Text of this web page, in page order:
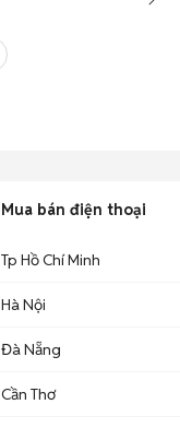
Mua bán điện thoại
Tp Hồ Chí Minh
Hà Nội
Đà Nẵng
Cần Thơ